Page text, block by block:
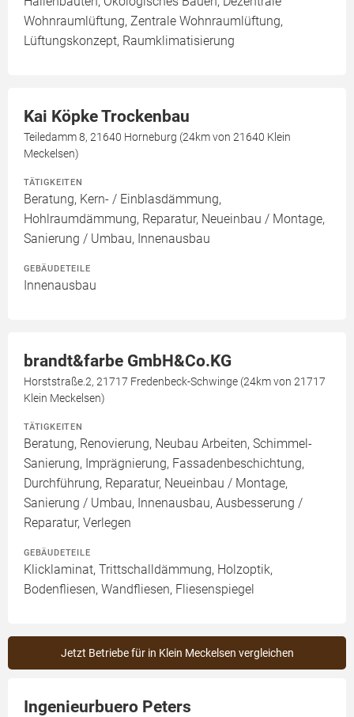
Wohnraumlüftung, Zentrale Wohnraumlüftung,
Lüftungskonzept, Raumklimatisierung
Kai Köpke Trockenbau
Teiledamm 8, 21640 Horneburg (24km von 21640 Klein
Meckelsen)
TÄTIGKEITEN
Beratung, Kern- / Einblasdämmung,
Hohlraumdämmung, Reparatur, Neueinbau / Montage,
Sanierung / Umbau, Innenausbau
GEBÄUDETEILE
Innenausbau
brandt&farbe GmbH&Co.KG
Horststraße.2, 21717 Fredenbeck-Schwinge (24km von 21717
Klein Meckelsen)
TÄTIGKEITEN
Beratung, Renovierung, Neubau Arbeiten, Schimmel-
Sanierung, Imprägnierung, Fassadenbeschichtung,
Durchführung, Reparatur, Neueinbau / Montage,
Sanierung / Umbau, Innenausbau, Ausbesserung /
Reparatur, Verlegen
GEBÄUDETEILE
Klicklaminat, Trittschalldämmung, Holzoptik,
Bodenfliesen, Wandfliesen, Fliesenspiegel
Jetzt Betriebe für in Klein Meckelsen vergleichen
Ingenieurbuero Peters